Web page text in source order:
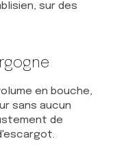
sur des
en bouche,
sans aucun
de